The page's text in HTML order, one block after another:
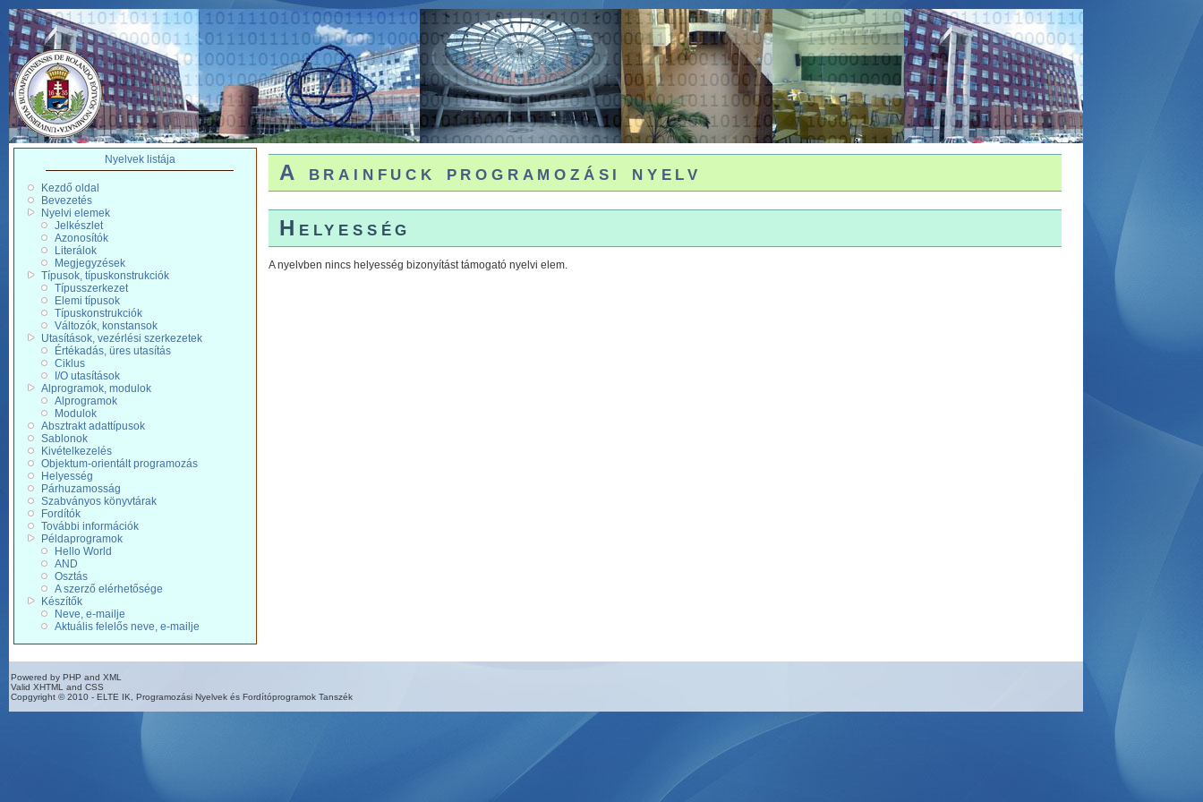
Nyelvek listája
Kezdő oldal
Bevezetés
Nyelvi elemek
Jelkészlet
Azonosítók
Literálok
Megjegyzések
Típusok, típuskonstrukciók
Típusszerkezet
Elemi típusok
Típuskonstrukciók
Változók, konstansok
Utasítások, vezérlési szerkezetek
Értékadás, üres utasítás
Ciklus
I/O utasítások
Alprogramok, modulok
Alprogramok
Modulok
Absztrakt adattípusok
Sablonok
Kivételkezelés
Objektum-orientált programozás
Helyesség
Párhuzamosság
Szabványos könyvtárak
Fordítók
További információk
Példaprogramok
Hello World
AND
Osztás
A szerző elérhetősége
Készítők
Neve, e-mailje
Aktuális felelős neve, e-mailje
A brainfuck programozási nyelv
Helyesség
A nyelvben nincs helyesség bizonyítást támogató nyelvi elem.
Powered by PHP and XML
Valid XHTML and CSS
Copgyright © 2010 - ELTE IK, Programozási Nyelvek és Fordítóprogramok Tanszék